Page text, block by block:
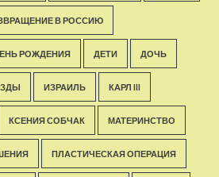
В РОССИЮ
РОЖДЕНИЯ ДЕТИ ДОЧЬ
ИЗРАИЛЬ КАРЛ III
КСЕНИЯ СОБЧАК МАТЕРИНСТВО
ПЛАСТИЧЕСКАЯ ОПЕРАЦИЯ